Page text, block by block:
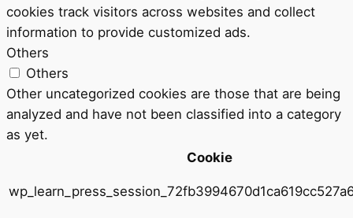
cookies track visitors across websites and collect
information to provide customized ads.
Others
Others
Other uncategorized cookies are those that are being
analyzed and have not been classified into a category
as yet.
Cookie